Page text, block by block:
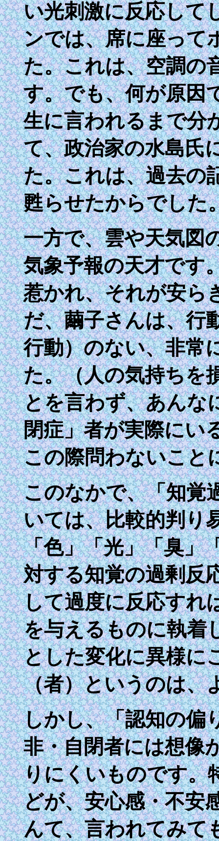
い光刺激に反応して
ンでは、席に座って
た。これは、空調の
す。でも、何が原因
生に言われるまで分
て、政治家の水島氏
た。これは、過去の
甦らせたからでした
一方で、雲や天気図
気象予報の天才です
惹かれ、それが安ら
だ、繭子さんは、行
行動）のない、非常
た。（人の気持ちを
とを言わず、あんな
閉症」者が実際にい
この際問わないこと
このなかで、「知覚
いては、比較的判り
「色」「光」「臭」
対する知覚の過剰反
して過度に反応すれ
を与えるものに執着
とした変化に異様に
（者）というのは、
しかし、「認知の偏
非・自閉者には想像
りにくいものです。
どが、安心感・不安
んて、言われてみて